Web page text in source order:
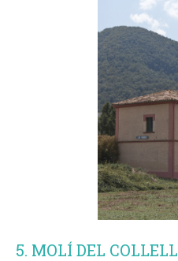
5. MOLÍ DEL COLLELL